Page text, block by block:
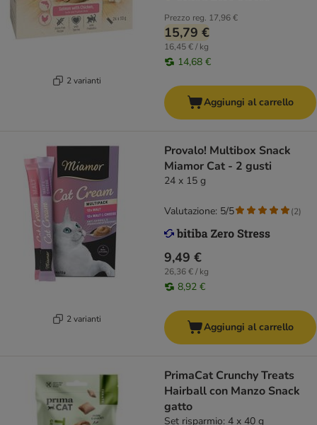
2 varianti
Prezzo reg. 17,96 €
15,79 €
16,45 € / kg
14,68 €
Aggiungi al carrello
2 varianti
Provalo! Multibox Snack
Miamor Cat - 2 gusti
24 x 15 g
9,49 €
26,36 € / kg
8,92 €
Valutazione: 5/5 (2)
Aggiungi al carrello
PrimaCat Crunchy Treats
Hairball con Manzo Snack
gatto
Set risparmio: 4 x 40 g